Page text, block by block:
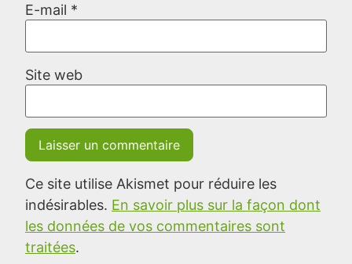
E-mail *
Site web
Ce site utilise Akismet pour réduire les
indésirables. En savoir plus sur la façon dont
les données de vos commentaires sont
traitées.